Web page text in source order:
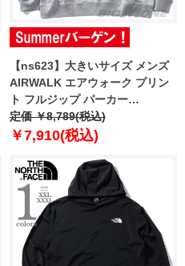
【ns623】大きいサイズ メンズ
AIRWALK エアウォーク プリン
ト フルジップ パーカー
awm53309az
定価 ￥8,789(税込)
￥7,910(税込)